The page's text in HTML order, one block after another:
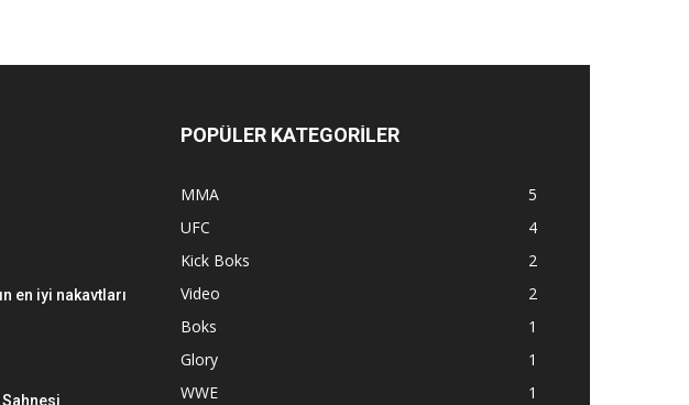
en iyi nakavtları
POPÜLER KATEGORİLER
MMA
5
UFC
4
Kick Boks
2
Video
2
Boks
1
Glory
1
WWE
1